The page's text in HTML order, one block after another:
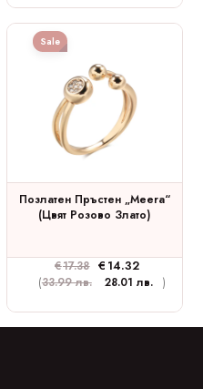
Sale
Позлатен Пръстен „Meera“
(цвят Розово Злато)
€17.38 € 14.32
(33.99 лв. 28.01 лв. )